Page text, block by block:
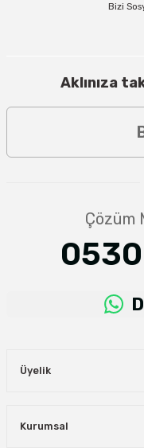
Bizi
Aklınıza
Çözüm
Üyelik
Kurumsal